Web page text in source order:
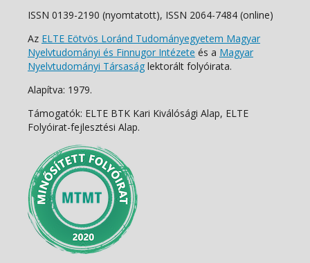
ISSN 0139-2190 (nyomtatott), ISSN 2064-7484 (online)
Az ELTE Eötvös Loránd Tudományegyetem Magyar
Nyelvtudományi és Finnugor Intézete és a Magyar
Nyelvtudományi Társaság lektorált folyóirata.
Alapítva: 1979.
Támogatók: ELTE BTK Kari Kiválósági Alap, ELTE
Folyóirat-fejlesztési Alap.